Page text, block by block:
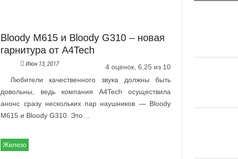
Bloody M615 и Bloody G310 – новая
гарнитура от A4Tech
4 оценок, 6,25 из 10
Июн 13, 2017
Любители качественного звука должны быть
довольны, ведь компания A4Tech осуществила
анонс сразу нескольких пар наушников — Bloody
M615 и Bloody G310. Это…
Железо